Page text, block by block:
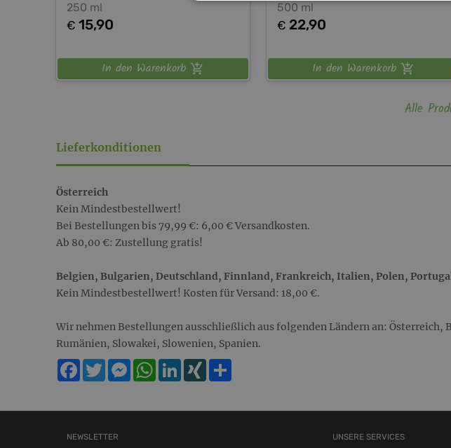
250 ml
€ 15,90
In den Warenkorb
500 ml
€ 22,90
In den Warenkorb
Alle
Lieferkonditionen
Österreich
Kein Mindestbestellwert!
Bei Bestellungen bis 79,99 €: 6,00 € Versandkosten.
Ab 80,00 €: Zustellung gratis!
Belgien, Bulgarien, Deutschland, Finnland, Frankreich, Italien, Polen,
Kein Mindestbestellwert! Kosten für Versand: 18,00 €.
Wir nehmen Bestellungen ausschließlich aus folgenden Ländern an:
Rumänien, Slowakei, Slowenien, Spanien.
Facebook
TwitterMessengerWhatsApp
LinkedInXING
NEWSLETTER UNSERE SERVICES